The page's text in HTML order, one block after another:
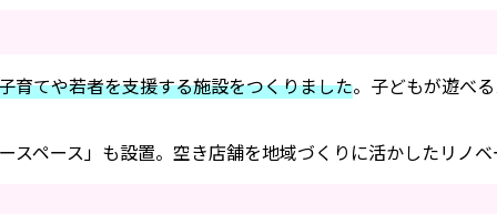
育てや若者を支援する施設をつくりました。子どもが遊べ
ペース」も設置。空き店舗を地域づくりに活かしたリノ